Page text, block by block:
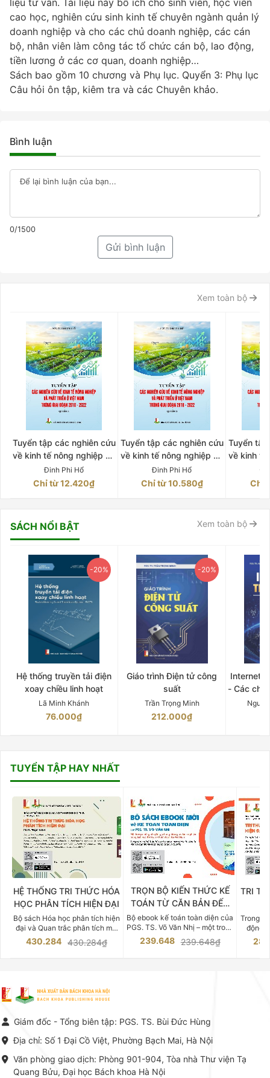
liệu tư vấn. Tài liệu này bổ ích cho sinh viên, học viên
cao học, nghiên cứu sinh kinh tế chuyên ngành quản lý
doanh nghiệp và cho các chủ doanh nghiệp, các cán
bộ, nhân viên làm công tác tổ chức cán bộ, lao động,
tiền lương ở các cơ quan, doanh nghiệp…
Sách bao gồm 10 chương và Phụ lục. Quyển 3: Phụ lục
Câu hỏi ôn tập, kiêm tra và các Chuyên khảo.
Bình luận
0/1500
Gửi bình luận
Xem toàn bộ
Tuyển tập các nghiên cứu
về kinh tế nông nghiệp và
phát triển ở Việt Nam
trong giai đoạn 2010-
Đinh Phi Hổ
Chỉ từ 12.420₫
Tuyển tập các nghiên cứu
về kinh tế nông nghiệp và
phát triển ở Việt Nam
trong giai đoạn 2010-
Đinh Phi Hổ
Chỉ từ 10.580₫
Tuyển
về kinh tế
phát
trong
Chỉ
SÁCH NỔI BẬT Xem toàn bộ
-20%
Hệ thống truyền tải điện
xoay chiều linh hoạt
Lã Minh Khánh
76.000₫
-20%
Giáo trình Điện tử công
suất
Trần Trọng Minh
212.000₫
Internet
- Các
TUYỂN TẬP HAY NHẤT
HỆ THỐNG TRI THỨC HÓA
HỌC PHÂN TÍCH HIỆN ĐẠI
Bộ sách Hóa học phân tích hiện
đại và Quan trắc phân tích môi
trường của Cố Giáo sư, Tiến sĩ
Phạm Luận là một trong những
vực Hóa học phân tích tại Việt
Nam hiện nay. Bộ sách mang
đến một hệ thống tri thức hoàn
thuật thực hành -> Ứng dụng
chuyên ngành, được NXB Bách
khoa Hà Nội ấn hành cả hai
phiên bản sách giấy và điện tử.
430.284 430.284₫
TRỌN BỘ KIẾN THỨC KẾ
TOÁN TỪ CĂN BẢN ĐẾN
CHUYÊN SÂU
Bộ ebook kế toán toàn diện của
PGS. TS. Võ Văn Nhị – một trong
những chuyên gia hàng đầu,
giàu kinh nghiệm trong lĩnh vực
239.648 239.648₫
TRI
Trong
động
việc
tế và
tín trong
lý. Các
Giám đốc - Tổng biên tập: PGS. TS. Bùi Đức Hùng
Địa chỉ: Số 1 Đại Cồ Việt, Phường Bạch Mai, Hà Nội
Văn phòng giao dịch: Phòng 901-904, Tòa nhà Thư viện Tạ
Quang Bửu, Đại học Bách khoa Hà Nội